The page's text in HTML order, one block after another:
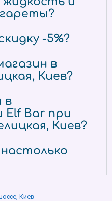
-5%?
в
Киев?
в
Elf Bar при
Киев?
Киев